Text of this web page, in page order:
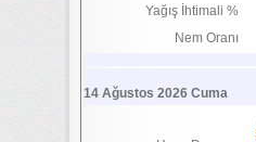
Yağış İhtimali %
Nem Oranı
14 Ağustos 2026 Cuma